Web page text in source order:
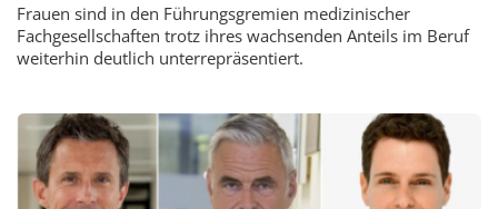
Frauen sind in den Führungsgremien medizinischer
Fachgesellschaften trotz ihres wachsenden Anteils im Beruf
weiterhin deutlich unterrepräsentiert.